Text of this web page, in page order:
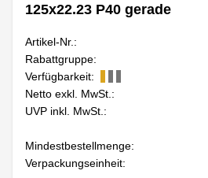
125x22.23 P40 gerade
Artikel-Nr.:
Rabattgruppe:
Verfügbarkeit:
Netto exkl. MwSt.:
UVP inkl. MwSt.:
Mindestbestellmenge:
Verpackungseinheit: